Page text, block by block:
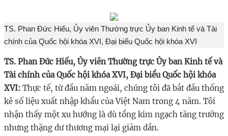
TS. Phan Đức Hiếu, Ủy viên Thường trực Ủy ban Kinh tế và Tài
chính của Quốc hội khóa XVI, Đại biểu Quốc hội khóa XVI
TS. Phan Đức Hiếu, Ủy viên Thường trực Ủy ban Kinh tế và
Tài chính của Quốc hội khóa XVI, Đại biểu Quốc hội khóa
XVI: Thực tế, từ đầu năm ngoái, chúng tôi đã bắt đầu thống
kê số liệu xuất nhập khẩu của Việt Nam trong 4 năm. Tôi
nhận thấy một xu hướng là dù tổng kim ngạch tăng trưởng
nhưng thặng dư thương mại lại giảm dần.